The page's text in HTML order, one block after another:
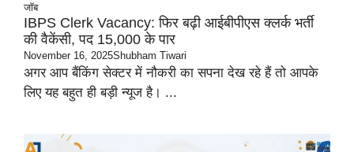
जॉब
IBPS Clerk Vacancy: फिर बढ़ी आईबीपीएस क्लर्क भर्ती
की वैकेंसी, पद 15,000 के पार
November 16, 2025Shubham Tiwari
अगर आप बैंकिंग सेक्टर में नौकरी का सपना देख रहे हैं तो आपके
लिए यह बहुत ही बड़ी न्यूज है। ...